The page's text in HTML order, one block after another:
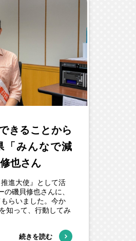
きることから
「みんなで減
也さん
推進大使』として活
磯貝修也さんに、
らいました。今か
知って、行動してみ
続きを読む